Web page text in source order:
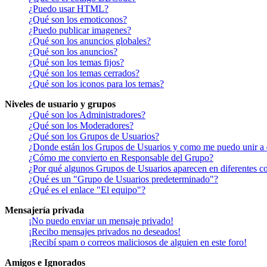
¿Puedo usar HTML?
¿Qué son los emoticonos?
¿Puedo publicar imagenes?
¿Qué son los anuncios globales?
¿Qué son los anuncios?
¿Qué son los temas fijos?
¿Qué son los temas cerrados?
¿Qué son los iconos para los temas?
Niveles de usuario y grupos
¿Qué son los Administradores?
¿Qué son los Moderadores?
¿Qué son los Grupos de Usuarios?
¿Donde están los Grupos de Usuarios y como me puedo unir a
¿Cómo me convierto en Responsable del Grupo?
¿Por qué algunos Grupos de Usuarios aparecen en diferentes
¿Qué es un "Grupo de Usuarios predeterminado"?
¿Qué es el enlace "El equipo"?
Mensajería privada
¡No puedo enviar un mensaje privado!
¡Recibo mensajes privados no deseados!
¡Recibí spam o correos maliciosos de alguien en este foro!
Amigos e Ignorados